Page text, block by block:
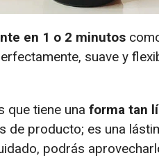
en 1 o 2 minutos
suave y
que tiene una forma tan
de producto; es una
podrás